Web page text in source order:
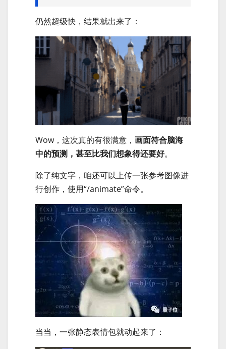
仍然超级快，结果就出来了：
Wow，这次真的有很满意， 画面符合脑海
中的预测，甚至比我们想象得还要好。
除了纯文字，咱还可以上传一张参考图像进
行创作，使用“/animate”命令。
当当，一张静态表情包就动起来了：